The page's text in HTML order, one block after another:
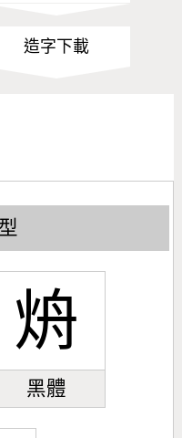
造字下載
烐
黑體